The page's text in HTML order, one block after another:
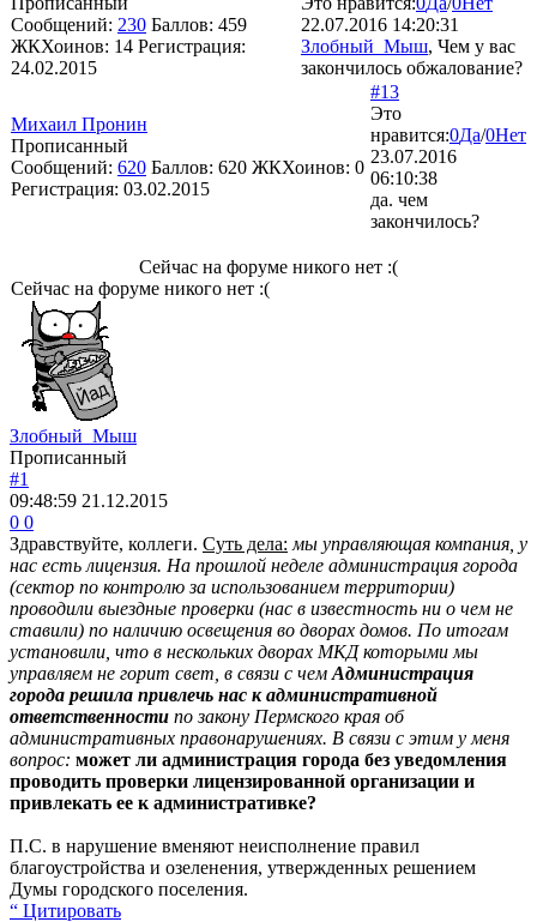
Сообщений: 230 Баллов: 459
ЖКХоинов: 14 Регистрация:
24.02.2015
22.07.2016 14:20:31
Злобный_Мыш, Чем у вас
закончилось обжалование?
Михаил Пронин
Прописанный
Сообщений: 620 Баллов: 620 ЖКХоинов: 0
Регистрация: 03.02.2015
#13
Это
нравится:0Да/0Нет
23.07.2016
06:10:38
да. чем
закончилось?
Сейчас на форуме никого нет :(
Сейчас на форуме никого нет :(
Злобный_Мыш
Прописанный
#1
09:48:59 21.12.2015
0 0
Здравствуйте, коллеги. Суть дела: мы управляющая компания, у
нас есть лицензия. На прошлой неделе администрация города
(сектор по контролю за использованием территории)
проводили выездные проверки (нас в известность ни о чем не
ставили) по наличию освещения во дворах домов. По итогам
установили, что в нескольких дворах МКД которыми мы
управляем не горит свет, в связи с чем Администрация
города решила привлечь нас к административной
ответственности по закону Пермского края об
административных правонарушениях. В связи с этим у меня
вопрос: может ли администрация города без уведомления
проводить проверки лицензированной организации и
привлекать ее к административке?
П.С. в нарушение вменяют неисполнение правил
благоустройства и озеленения, утвержденных решением
Думы городского поселения.
“ Цитировать